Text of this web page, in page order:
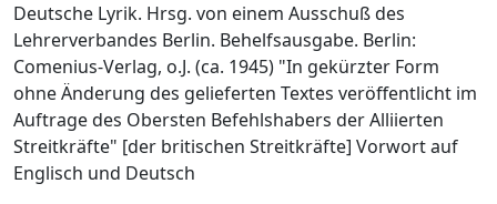
Deutsche Lyrik. Hrsg. von einem Ausschuß des
Lehrerverbandes Berlin. Behelfsausgabe. Berlin:
Comenius-Verlag, o.J. (ca. 1945) "In gekürzter Form
ohne Änderung des gelieferten Textes veröffentlicht im
Auftrage des Obersten Befehlshabers der Alliierten
Streitkräfte" [der britischen Streitkräfte] Vorwort auf
Englisch und Deutsch